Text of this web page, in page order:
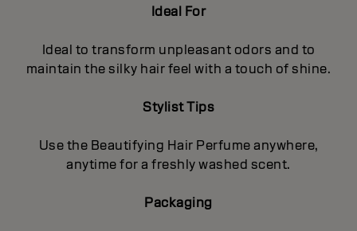
Ideal For
Ideal to transform unpleasant odors and to
maintain the silky hair feel with a touch of shine.
Stylist Tips
Use the Beautifying Hair Perfume anywhere,
anytime for a freshly washed scent.
Packaging